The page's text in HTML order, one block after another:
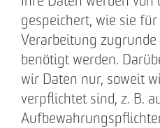
gespeichert, wie sie
Verarbeitung zugrunde
benötigt werden.
wir Daten nur, soweit
verpflichtet sind, z. B.